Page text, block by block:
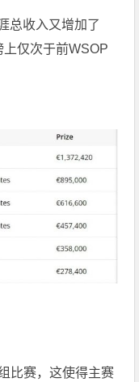
总收入又增加了
仅次于前WSOP
比赛，这使得主赛